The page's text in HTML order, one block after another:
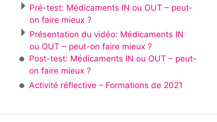
Pré-test: Médicaments IN ou OUT – peut-
on faire mieux ?
Présentation du vidéo: Médicaments IN
ou OUT – peut-on faire mieux ?
Post-test: Médicaments IN ou OUT – peut-
on faire mieux ?
Activité réflective – Formations de 2021